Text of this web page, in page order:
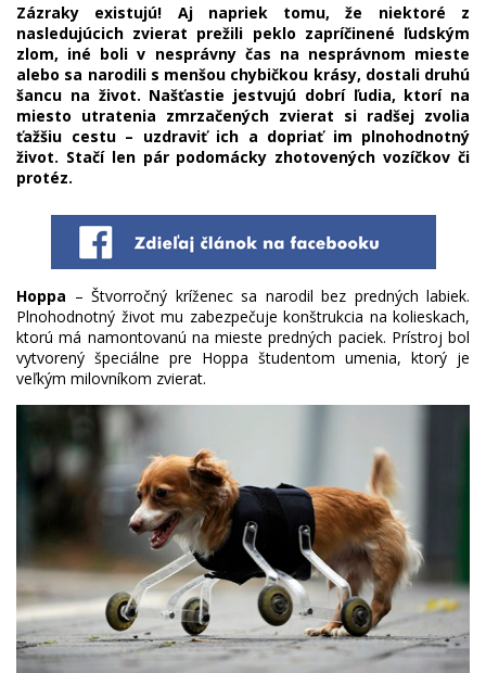
Zázraky existujú! Aj napriek tomu, že niektoré z
nasledujúcich zvierat prežili peklo zapríčinené ľudským
zlom, iné boli v nesprávny čas na nesprávnom mieste
alebo sa narodili s menšou chybičkou krásy, dostali druhú
šancu na život. Našťastie jestvujú dobrí ľudia, ktorí na
miesto utratenia zmrzačených zvierat si radšej zvolia
ťažšiu cestu – uzdraviť ich a dopriať im plnohodnotný
život. Stačí len pár podomácky zhotovených vozíčkov či
protéz.
Hoppa – Štvorročný kríženec sa narodil bez predných labiek.
Plnohodnotný život mu zabezpečuje konštrukcia na kolieskach,
ktorú má namontovanú na mieste predných paciek. Prístroj bol
vytvorený špeciálne pre Hoppa študentom umenia, ktorý je
veľkým milovníkom zvierat.